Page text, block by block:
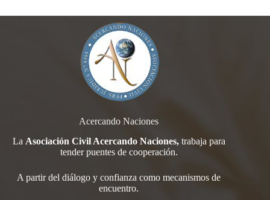
Acercando Naciones
La Asociación Civil Acercando Naciones,trabaja para
tenderpuentes de cooperación.
A partir del diálogo y confianza como mecanismos de
encuentro.